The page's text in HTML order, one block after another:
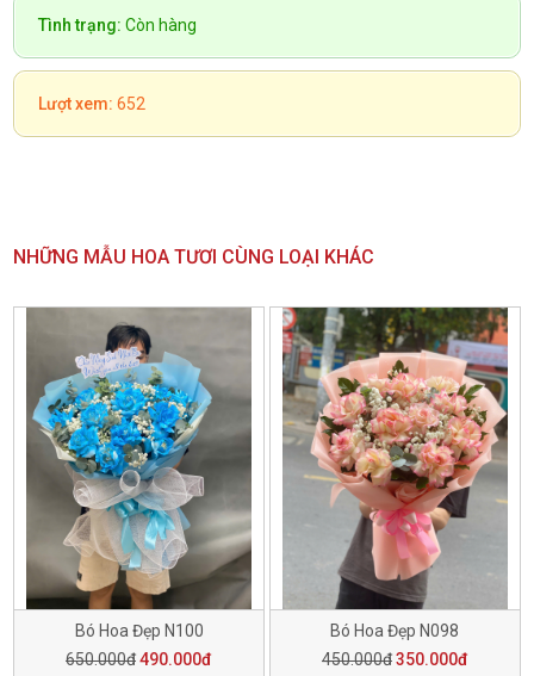
Tình trạng: Còn hàng
Lượt xem: 652
NHỮNG MẪU HOA TƯƠI CÙNG LOẠI KHÁC
Bó Hoa Đẹp N100
650.000đ490.000đ
Bó Hoa Đẹp N098
450.000đ350.000đ